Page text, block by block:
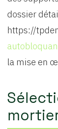
dossier
https://
la mise en